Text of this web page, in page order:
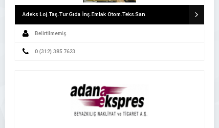
Adeks Loj.Taş.Tur.Gıda İnş.Emlak Otom.Teks.San.
Belirtilmemiş
0 (312) 385 7623